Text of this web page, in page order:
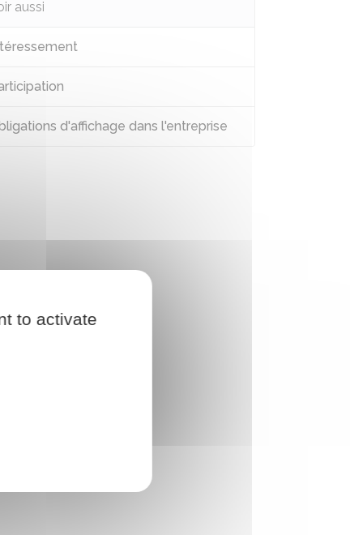
aussi
d'affichage dans l'entreprise
to activate